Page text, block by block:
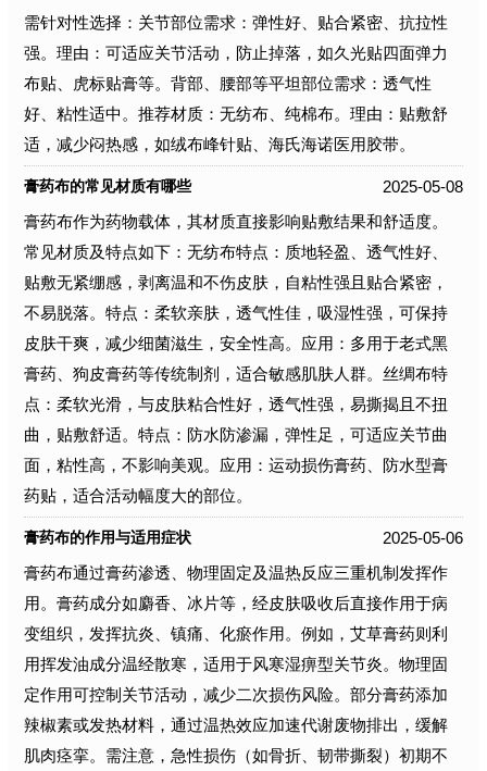
需针对性选择：关节部位需求：弹性好、贴合紧密、抗拉性
强。理由：可适应关节活动，防止掉落，如久光贴四面弹力
布贴、虎标贴膏等。背部、腰部等平坦部位需求：透气性
好、粘性适中。推荐材质：无纺布、纯棉布。理由：贴敷舒
适，减少闷热感，如绒布峰针贴、海氏海诺医用胶带。
膏药布的常见材质有哪些
2025-05-08
膏药布作为药物载体，其材质直接影响贴敷结果和舒适度。
常见材质及特点如下：无纺布特点：质地轻盈、透气性好、
贴敷无紧绷感，剥离温和不伤皮肤，自粘性强且贴合紧密，
不易脱落。特点：柔软亲肤，透气性佳，吸湿性强，可保持
皮肤干爽，减少细菌滋生，安全性高。应用：多用于老式黑
膏药、狗皮膏药等传统制剂，适合敏感肌肤人群。丝绸布特
点：柔软光滑，与皮肤粘合性好，透气性强，易撕揭且不扭
曲，贴敷舒适。特点：防水防渗漏，弹性足，可适应关节曲
面，粘性高，不影响美观。应用：运动损伤膏药、防水型膏
药贴，适合活动幅度大的部位。
膏药布的作用与适用症状
2025-05-06
膏药布通过膏药渗透、物理固定及温热反应三重机制发挥作
用。膏药成分如麝香、冰片等，经皮肤吸收后直接作用于病
变组织，发挥抗炎、镇痛、化瘀作用。例如，艾草膏药则利
用挥发油成分温经散寒，适用于风寒湿痹型关节炎。物理固
定作用可控制关节活动，减少二次损伤风险。部分膏药添加
辣椒素或发热材料，通过温热效应加速代谢废物排出，缓解
肌肉痉挛。需注意，急性损伤（如骨折、韧带撕裂）初期不